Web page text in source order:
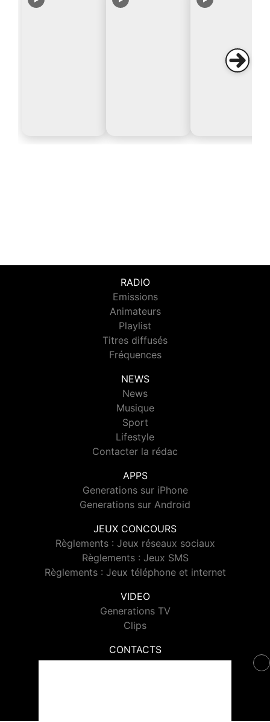
RADIO
Emissions
Animateurs
Playlist
Titres diffusés
Fréquences
NEWS
News
Musique
Sport
Lifestyle
Contacter la rédac
APPS
Generations sur iPhone
Generations sur Android
JEUX CONCOURS
Règlements : Jeux réseaux sociaux
Règlements : Jeux SMS
Règlements : Jeux téléphone et internet
VIDEO
Generations TV
Clips
CONTACTS
Contacter Generations